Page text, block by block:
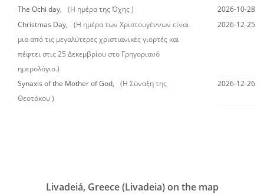
The Ochi day, (Η ημέρα της Όχης )
2026-10-28
Christmas Day,
(Η ημέρα των Χριστουγέννων είναι
μια από τις μεγαλύτερες χριστιανικές γιορτές και
πέφτει στις 25 Δεκεμβρίου στο Γρηγοριανό
ημερολόγιο.)
2026-12-25
Synaxis of the Mother of God,
(Η Σύναξη της
Θεοτόκου )
2026-12-26
Livadeiá, Greece (Livadeia) on the map